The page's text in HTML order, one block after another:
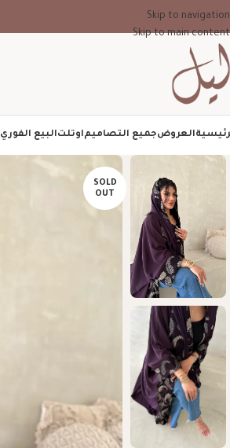
Skip to navigation
Skip to main content
العروضجميع التصاميماوتلتالبيع الفوري
SOLD
OUT